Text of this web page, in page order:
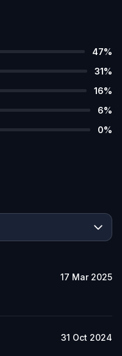
47%
31%
16%
6%
0%
17 Mar 2025
31 Oct 2024